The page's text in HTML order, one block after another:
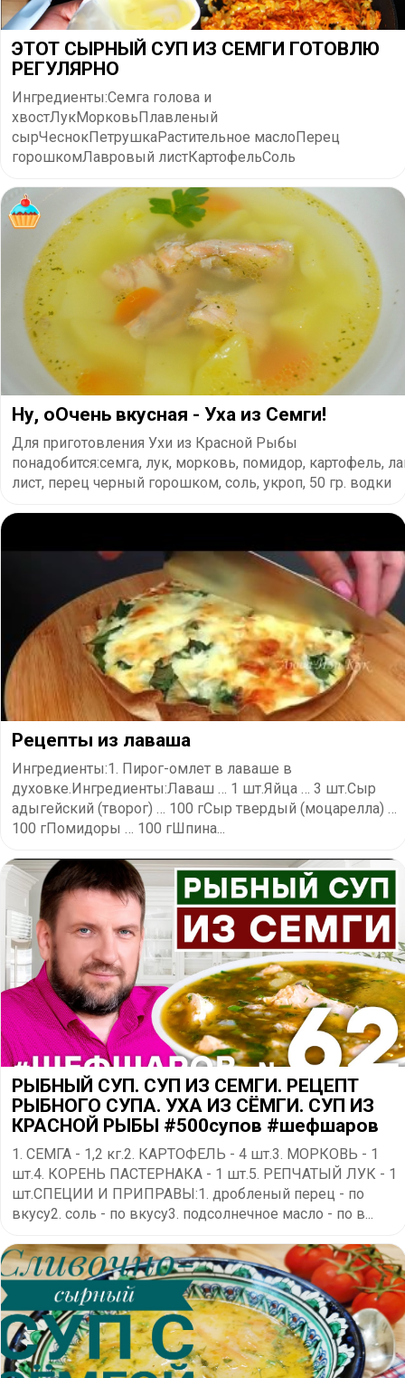
ЭТОТ СЫРНЫЙ СУП ИЗ СЕМГИ ГОТОВЛЮ
РЕГУЛЯРНО
Ингредиенты:Семга голова и
хвостЛукМорковьПлавленый
сырЧеснокПетрушкаРастительное маслоПерец
горошкомЛавровый листКартофельСоль
Ну, оОчень вкусная - Уха из Семги!
Для приготовления Ухи из Красной Рыбы
понадобится:семга, лук, морковь, помидор, картофель,
лист, перец черный горошком, соль, укроп, 50 гр. водки
Рецепты из лаваша
Ингредиенты:1. Пирог-омлет в лаваше в
духовке.Ингредиенты:Лаваш … 1 шт.Яйца … 3 шт.Сыр
адыгейский (творог) … 100 гСыр твердый (моцарелла) …
100 гПомидоры … 100 гШпина...
РЫБНЫЙ СУП. СУП ИЗ СЕМГИ. РЕЦЕПТ
РЫБНОГО СУПА. УХА ИЗ СЁМГИ. СУП ИЗ
КРАСНОЙ РЫБЫ #500супов #шефшаров
1. СЕМГА - 1,2 кг.2. КАРТОФЕЛЬ - 4 шт.3. МОРКОВЬ - 1
шт.4. КОРЕНЬ ПАСТЕРНАКА - 1 шт.5. РЕПЧАТЫЙ ЛУК - 1
шт.СПЕЦИИ И ПРИПРАВЫ:1. дробленый перец - по
вкусу2. соль - по вкусу3. подсолнечное масло - по в...